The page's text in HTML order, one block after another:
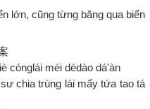
lớn, cũng từng băng qua biển
cónglái méi dédào dá'àn
chia trúng lái mấy tứa tao tá